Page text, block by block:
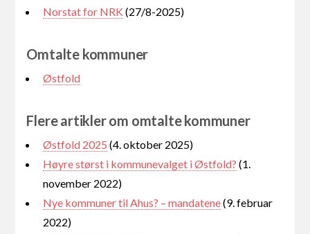
Norstat for NRK (27/8-2025)
Omtalte kommuner
Østfold
Flere artikler om omtalte kommuner
Østfold 2025 (4. oktober 2025)
Høyre størst i kommunevalget i Østfold? (1.
november 2022)
Nye kommuner til Ahus? – mandatene(9. februar
2022)